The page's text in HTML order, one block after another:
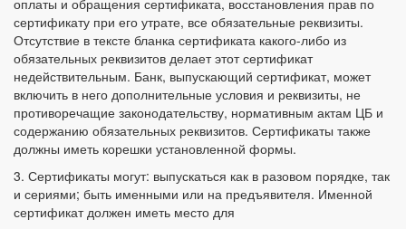
оплаты и обращения сертификата, восстановления прав по
сертификату при его утрате, все обязательные реквизиты.
Отсутствие в тексте бланка сертификата какого-либо из
обязательных реквизитов делает этот сертификат
недействительным. Банк, выпускающий сертификат, может
включить в него дополнительные условия и реквизиты, не
противоречащие законодательству, нормативным актам ЦБ и
содержанию обязательных реквизитов. Сертификаты также
должны иметь корешки установленной формы.
3. Сертификаты могут: выпускаться как в разовом порядке, так
и сериями; быть именными или на предъявителя. Именной
сертификат должен иметь место для